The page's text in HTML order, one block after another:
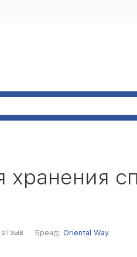
хранения
Бренд: Oriental Way